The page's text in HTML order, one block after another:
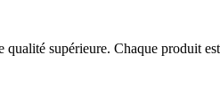
supérieure. Chaque produit